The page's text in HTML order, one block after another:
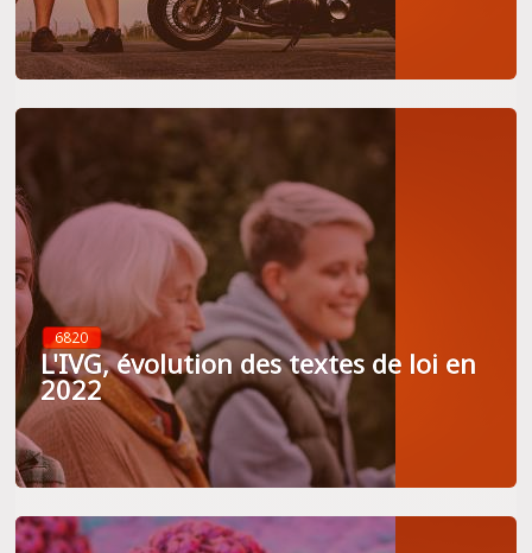
6820
L'IVG, évolution des textes de loi en
2022